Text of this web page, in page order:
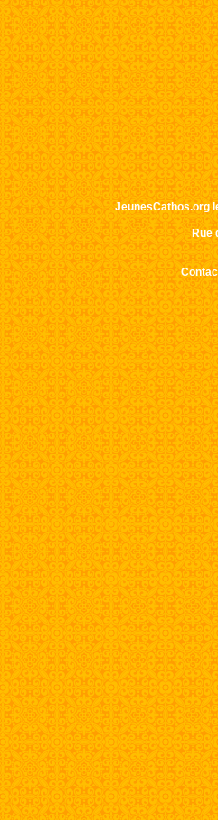
JeunesCathos.org
Rue